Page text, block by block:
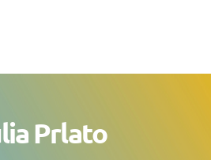
Prlato